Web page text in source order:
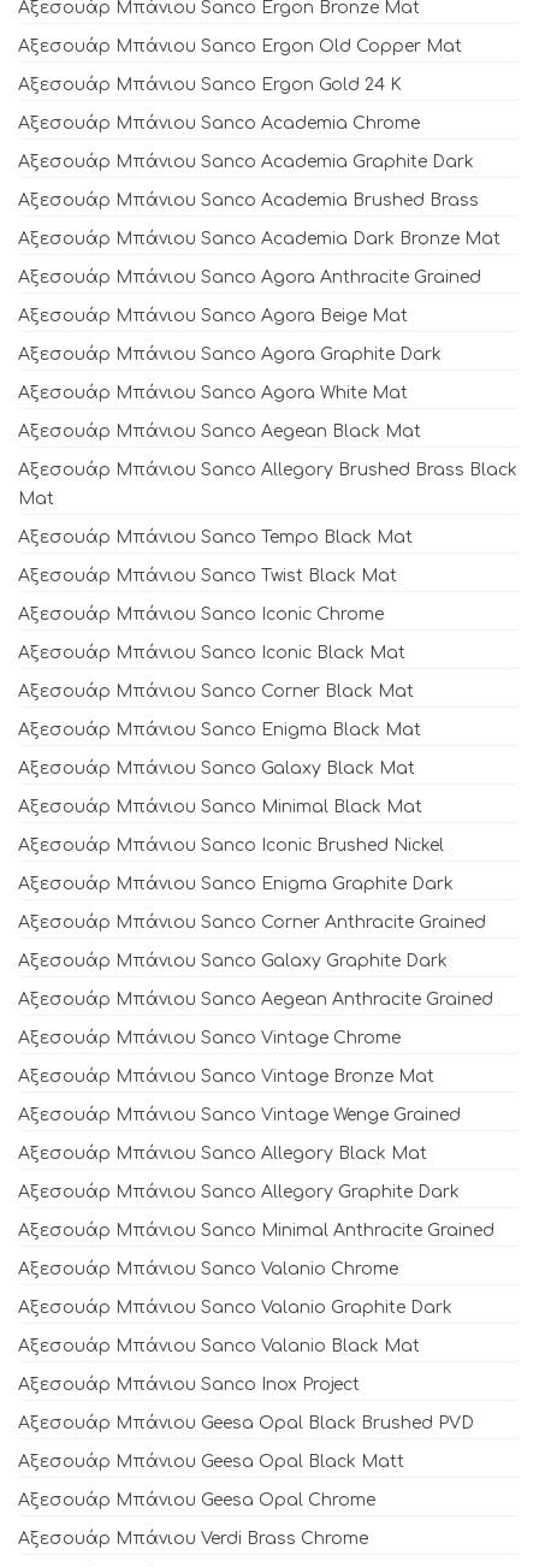
Αξεσουάρ Μπάνιου Sanco Ergon Bronze Mat
Αξεσουάρ Μπάνιου Sanco Ergon Old Copper Mat
Αξεσουάρ Μπάνιου Sanco Ergon Gold 24 K
Αξεσουάρ Μπάνιου Sanco Academia Chrome
Αξεσουάρ Μπάνιου Sanco Academia Graphite Dark
Αξεσουάρ Μπάνιου Sanco Academia Brushed Brass
Αξεσουάρ Μπάνιου Sanco Academia Dark Bronze Mat
Αξεσουάρ Μπάνιου Sanco Agora Anthracite Grained
Αξεσουάρ Μπάνιου Sanco Agora Beige Mat
Αξεσουάρ Μπάνιου Sanco Agora Graphite Dark
Αξεσουάρ Μπάνιου Sanco Agora White Mat
Αξεσουάρ Μπάνιου Sanco Aegean Black Mat
Αξεσουάρ Μπάνιου Sanco Allegory Brushed Brass Black
Mat
Αξεσουάρ Μπάνιου Sanco Tempo Black Mat
Αξεσουάρ Μπάνιου Sanco Twist Black Mat
Αξεσουάρ Μπάνιου Sanco Iconic Chrome
Αξεσουάρ Μπάνιου Sanco Iconic Black Mat
Αξεσουάρ Μπάνιου Sanco Corner Black Mat
Αξεσουάρ Μπάνιου Sanco Enigma Black Mat
Αξεσουάρ Μπάνιου Sanco Galaxy Black Mat
Αξεσουάρ Μπάνιου Sanco Minimal Black Mat
Αξεσουάρ Μπάνιου Sanco Iconic Brushed Nickel
Αξεσουάρ Μπάνιου Sanco Enigma Graphite Dark
Αξεσουάρ Μπάνιου Sanco Corner Anthracite Grained
Αξεσουάρ Μπάνιου Sanco Galaxy Graphite Dark
Αξεσουάρ Μπάνιου Sanco Aegean Anthracite Grained
Αξεσουάρ Μπάνιου Sanco Vintage Chrome
Αξεσουάρ Μπάνιου Sanco Vintage Bronze Mat
Αξεσουάρ Μπάνιου Sanco Vintage Wenge Grained
Αξεσουάρ Μπάνιου Sanco Allegory Black Mat
Αξεσουάρ Μπάνιου Sanco Allegory Graphite Dark
Αξεσουάρ Μπάνιου Sanco Minimal Anthracite Grained
Αξεσουάρ Μπάνιου Sanco Valanio Chrome
Αξεσουάρ Μπάνιου Sanco Valanio Graphite Dark
Αξεσουάρ Μπάνιου Sanco Valanio Black Mat
Αξεσουάρ Μπάνιου Sanco Inox Project
Αξεσουάρ Μπάνιου Geesa Opal Black Brushed PVD
Αξεσουάρ Μπάνιου Geesa Opal Black Matt
Αξεσουάρ Μπάνιου Geesa Opal Chrome
Αξεσουάρ Μπάνιου Verdi Brass Chrome